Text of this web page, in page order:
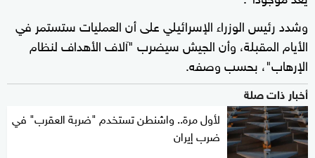
وشدد رئيس الوزراء الإسرائيلي على أن العمليات ستستمر في
الأيام المقبلة، وأن الجيش سيضرب "آلاف الأهداف لنظام
الإرهاب"، بحسب وصفه.
أخبار ذات صلة
لأول مرة.. واشنطن تستخدم "ضربة العقرب" في
ضرب إيران